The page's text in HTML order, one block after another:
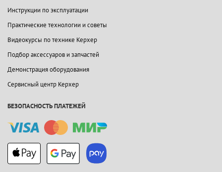
Инструкции по эксплуатации
Практические технологии и советы
Видеокурсы по технике Керхер
Подбор аксессуаров и запчастей
Демонстрация оборудования
Сервисный центр Керхер
БЕЗОПАСНОСТЬ ПЛАТЕЖЕЙ